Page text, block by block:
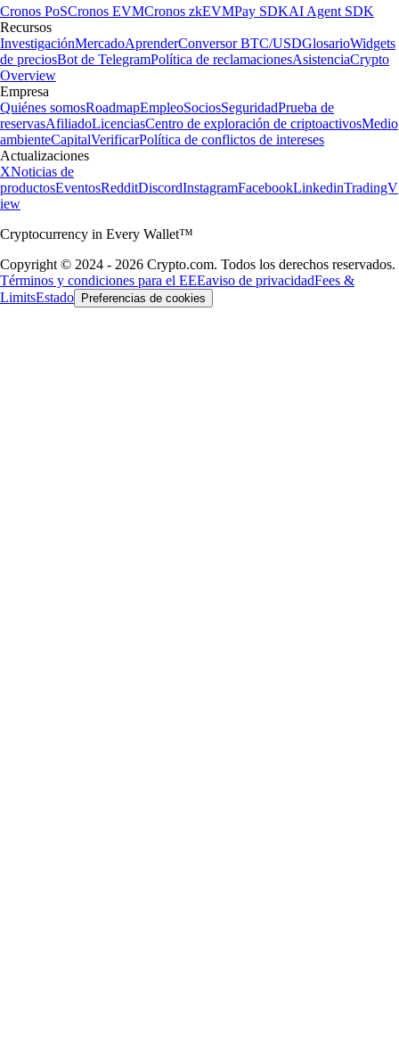
Cronos PoSCronos EVMCronos zkEVMPay SDKAI Agent SDK
Recursos
InvestigaciónMercadoAprenderConversor BTC/USDGlosarioWidgets
de preciosBot de TelegramPolítica de reclamacionesAsistenciaCrypto
Overview
Empresa
Quiénes somosRoadmapEmpleoSociosSeguridadPrueba de
reservasAfiliadoLicenciasCentro de exploración de criptoactivosMedio
ambienteCapitalVerificarPolítica de conflictos de intereses
Actualizaciones
XNoticias de
productosEventosRedditDiscordInstagramFacebookLinkedinTradingV
iew
Cryptocurrency in Every Wallet™
Copyright © 2024 - 2026 Crypto.com. Todos los derechos reservados.
Términos y condiciones para el EEEaviso de privacidadFees &
LimitsEstado Preferencias de cookies